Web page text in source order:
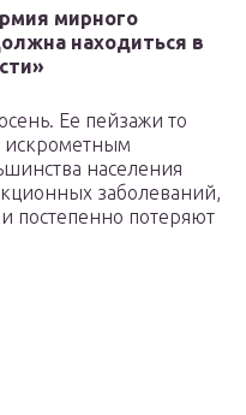
мирного
находиться в
Ее пейзажи то
искрометным
населения
заболеваний,
постепенно потеряют